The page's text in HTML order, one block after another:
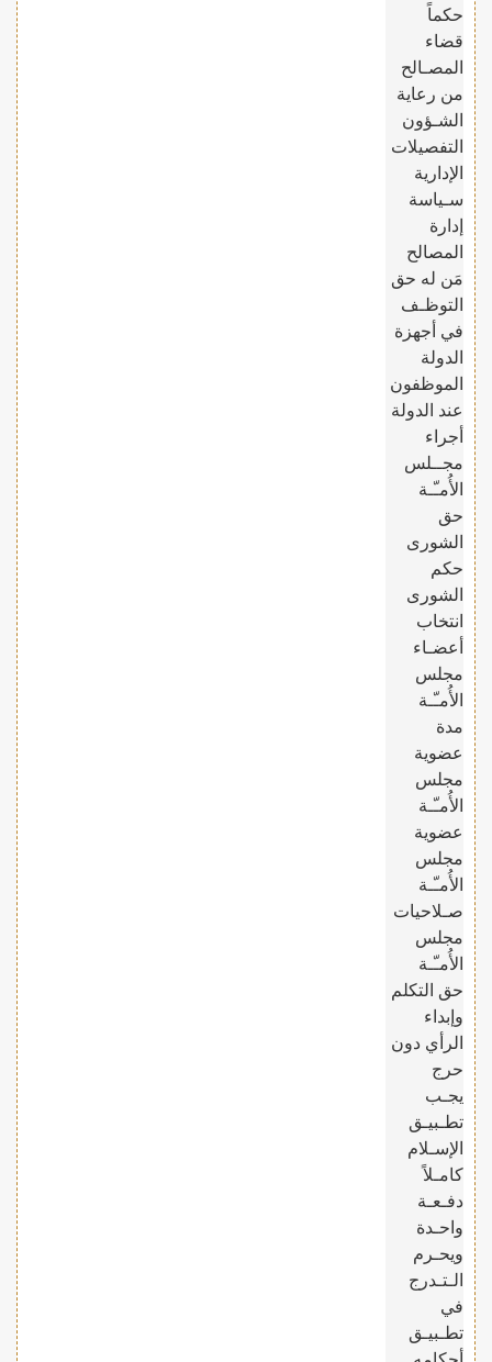
حكماً
قضاء
المصـالح
من رعاية
الشـؤون
التفصيلات
الإدارية
سـياسة
إدارة
المصالح
مَن له حق
التوظـف
في أجهزة
الدولة
الموظفون
عند الدولة
أجراء
مجــلس
الأُمـّـة
حق
الشورى
حكم
الشورى
انتخاب
أعضـاء
مجلس
الأُمـّـة
مدة
عضوية
مجلس
الأُمـّـة
عضوية
مجلس
الأُمـّـة
صـلاحيات
مجلس
الأُمـّـة
حق التكلم
وإبداء
الرأي دون
حرج
يجـب
تطـبيـق
الإسـلام
كامـلاً
دفـعـة
واحـدة
ويحـرم
الـتـدرج
في
تطـبيـق